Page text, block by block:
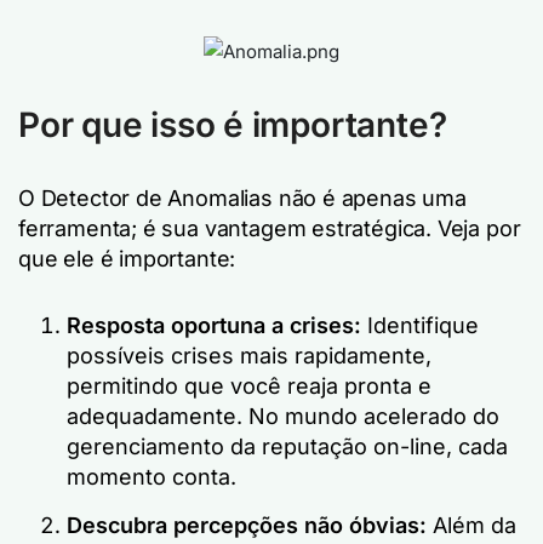
Por que isso é importante?
O Detector de Anomalias não é apenas uma
ferramenta; é sua vantagem estratégica. Veja por
que ele é importante:
Resposta oportuna a crises: Identifique
possíveis crises mais rapidamente,
permitindo que você reaja pronta e
adequadamente. No mundo acelerado do
gerenciamento da reputação on-line, cada
momento conta.
Descubra percepções não óbvias: Além da